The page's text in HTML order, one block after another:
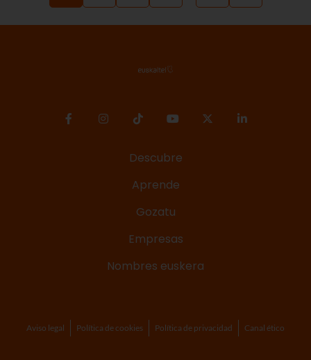
Descubre
Aprende
Gozatu
Empresas
Nombres euskera
Aviso legal Política de cookies Política de privacidad Canal ético